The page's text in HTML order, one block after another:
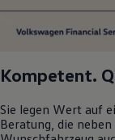
Kompetent.
Sie legen Wert auf
Beratung, die